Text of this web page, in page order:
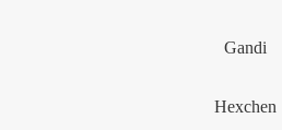
Gandi
Hexchen